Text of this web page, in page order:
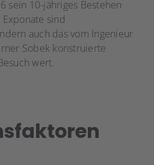
sein 10-jähriges Bestehen
sind
auch das vom Ingenieur
Sobek konstruierte
wert.